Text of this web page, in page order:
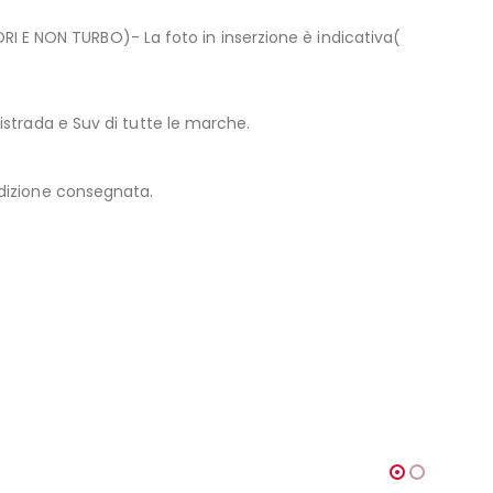
E NON TURBO)- La foto in inserzione è indicativa(
e Suv di tutte le marche.
consegnata.